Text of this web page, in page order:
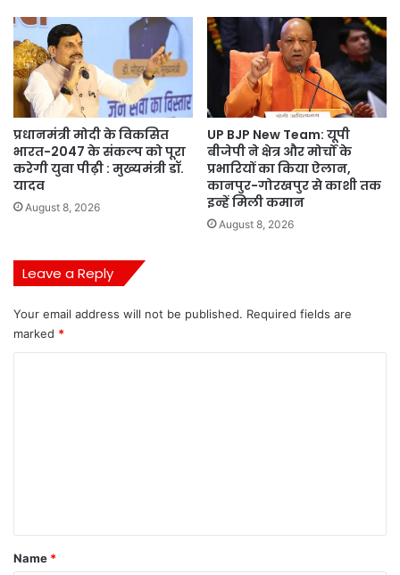
प्रधानमंत्री मोदी के विकसित
भारत-2047 के संकल्प को पूरा
करेगी युवा पीढ़ी : मुख्यमंत्री डॉ.
यादव
August 8, 2026
UP BJP New Team: यूपी
बीजेपी ने क्षेत्र और मोर्चों के
प्रभारियों का किया ऐलान,
कानपुर-गोरखपुर से काशी तक
इन्हें मिली कमान
August 8, 2026
Leave a Reply
Your email address will not be published. Required fields are
marked *
*
Name *